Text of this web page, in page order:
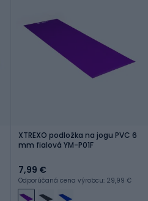
XTREXO podložka na jogu PVC 6
mm fialová YM-P01F
7,99 €
Odporúčaná cena výrobcu: 29,99 €